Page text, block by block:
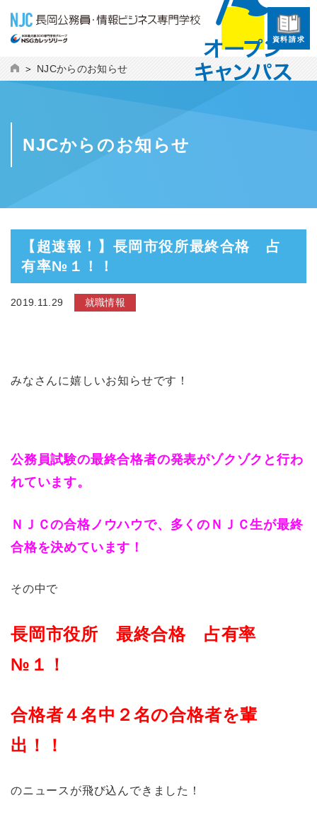
資料請求
NJCからのお知らせ
NJCからのお知らせ
【超速報！】長岡市役所最終合格 占
有率№１！！
2019.11.29 就職情報
みなさんに嬉しいお知らせです！
公務員試験の最終合格者の発表がゾクゾクと行わ
れています。
ＮＪＣの合格ノウハウで、多くのＮＪＣ生が最終
合格を決めています！
その中で
長岡市役所 最終合格 占有率
№１！
合格者４名中２名の合格者を輩
出！！
のニュースが飛び込んできました！